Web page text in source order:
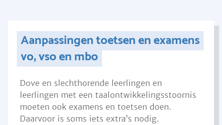
Aanpassingen toetsen en examens
vo, vso en mbo
Dove en slechthorende leerlingen en
leerlingen met een taalontwikkelingsstoornis
moeten ook examens en toetsen doen.
Daarvoor is soms iets extra’s nodig.